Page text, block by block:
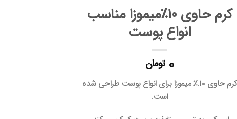
کرم حاوی ۱۰٪میموزا مناسب
انواع پوست
0 تومان
کرم حاوی ۱۰.٪ میموزا برای انواع پوست طراحی شده
است.